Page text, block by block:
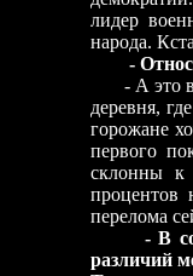
лидер
народа.
-
- А это
деревня,
горожане
первого
склонны к
процентов
перелома
- В
различий